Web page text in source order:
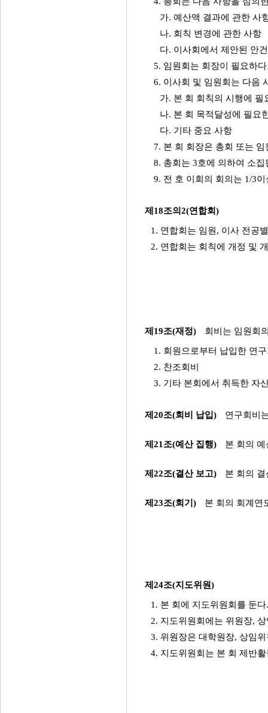
가. 예산액 결과에 관한 사
나. 회칙 변경에 관한 사항
다. 이사회에서 제안된 안
5. 임원회는 회장이 필요하
6. 이사회 및 임원회는 다음
가. 본 회 회칙의 시행에
나. 본 회 목적달성에 필요
다. 기타 중요 사항
7. 본 회 회장은 총회 또는
8. 총회는 3호에 의하여 소
9. 전 호 이회의 회의는 1/3
제18조의2(연합회)
1. 연합회는 임원, 이사 전공
2. 연합회는 회칙에 개정 및
제19조(재정) 회비는 임원회
1. 회원으로부터 납입한 연
2. 찬조회비
3. 기타 본회에서 취득한 자
제20조(회비 납입) 연구회비
제21조(예산 집행) 본 회의
제22조(결산 보고) 본 회의
제23조(회기) 본 회의 회계연
제24조(지도위원)
1. 본 회에 지도위원회를 둔다.
2. 지도위원회에는 위원장,
3. 위원장은 대학원장, 상임
4. 지도위원회는 본 회 제반